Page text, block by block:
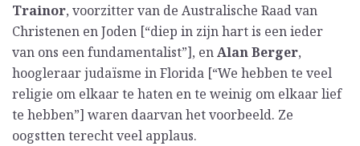
Trainor, voorzitter van de Australische Raad van
Christenen en Joden [“diep in zijn hart is een ieder
van ons een fundamentalist”], enAlan Berger,
hoogleraar judaïsme in Florida [“We hebben te veel
religie om elkaar te haten en te weinig om elkaar lief
te hebben”] waren daarvan het voorbeeld. Ze
oogstten terecht veel applaus.